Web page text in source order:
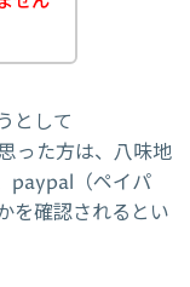
として
った方は、八味地
paypal（ペイパ
を確認されるとい